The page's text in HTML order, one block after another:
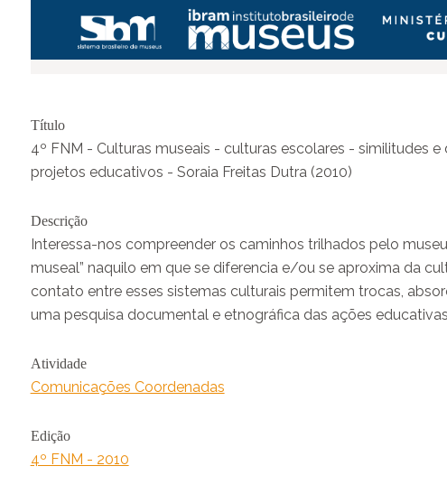
Título
4º FNM - Culturas museais - culturas escolares - similitudes e
projetos educativos - Soraia Freitas Dutra (2010)
Descrição
Interessa-nos compreender os caminhos trilhados pelo
museal” naquilo em que se diferencia e/ou se aproxima da
contato entre esses sistemas culturais permitem trocas,
uma pesquisa documental e etnográfica das ações
Atividade
Comunicações Coordenadas
Edição
4º FNM - 2010